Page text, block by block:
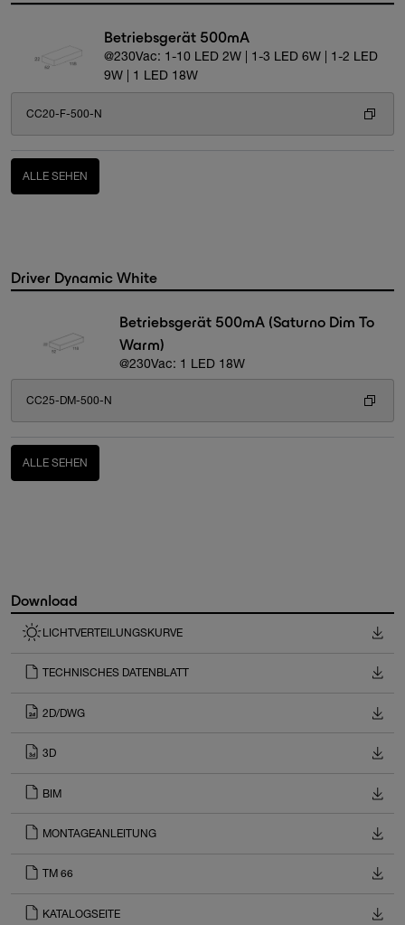
Betriebsgerät 500mA
@230Vac: 1-10 LED 2W | 1-3 LED 6W | 1-2 LED
9W | 1 LED 18W
CC20-F-500-N
ALLE SEHEN
Driver Dynamic White
Betriebsgerät 500mA (Saturno Dim To
Warm)
@230Vac: 1 LED 18W
CC25-DM-500-N
ALLE SEHEN
Download
LICHTVERTEILUNGSKURVE
TECHNISCHES DATENBLATT
2D/DWG
3D
BIM
MONTAGEANLEITUNG
TM 66
KATALOGSEITE